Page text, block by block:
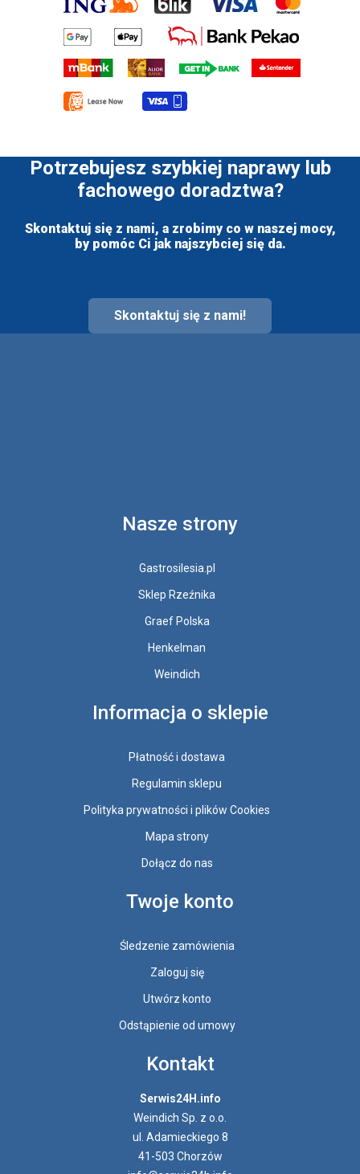
Potrzebujesz szybkiej naprawy lub
fachowego doradztwa?
Skontaktuj się z nami, a zrobimy co w naszej mocy,
by pomóc Ci jak najszybciej się da.
Skontaktuj się z nami!
Nasze strony
Gastrosilesia.pl
Sklep Rzeźnika
Graef Polska
Henkelman
Weindich
Informacja o sklepie
Płatność i dostawa
Regulamin sklepu
Polityka prywatności i plików Cookies
Mapa strony
Dołącz do nas
Twoje konto
Śledzenie zamówienia
Zaloguj się
Utwórz konto
Odstąpienie od umowy
Kontakt
Serwis24H.info
Weindich Sp. z o.o.
ul. Adamieckiego 8
41-503 Chorzów